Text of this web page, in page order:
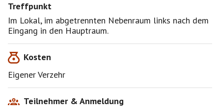
Ludographie des Verlags und dessen Nachfolger gibt
es z.B. hier:
www.luding.org/cgi-
bin/PublisherData.py/DEpublisherid/91
www.luding.org/cgi-
bin/PublisherData.py/DEpublisherid/4746
HeidelBÄR Games vertreibt in Deutschland auch viele
Treffpunkt
Im Lokal, im abgetrennten Nebenraum links nach dem
Eingang in den Hauptraum.
Kosten
Eigener Verzehr
Teilnehmer & Anmeldung